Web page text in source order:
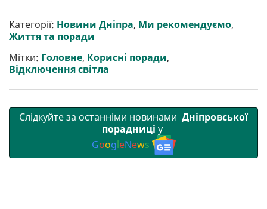
р
и
т
b
o
o
t
e
r
l g
r
s
A
r l
Категорії: Новини Дніпра, Ми рекомендуємо,
Життя та поради
Мітки: Головне, Корисні поради,
Відключення світла
Слідкуйте за останніми новинами Дніпровської
порадниці у
GoogleNews